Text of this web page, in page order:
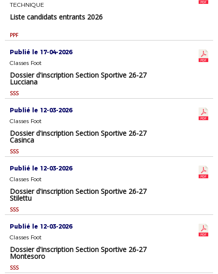
TECHNIQUE
Liste candidats entrants 2026
PPF
Publié le 17-04-2026
Classes Foot
Dossier d'inscription Section Sportive 26-27
Lucciana
SSS
Publié le 12-03-2026
Classes Foot
Dossier d'inscription Section Sportive 26-27
Casinca
SSS
Publié le 12-03-2026
Classes Foot
Dossier d'inscription Section Sportive 26-27
Stilettu
SSS
Publié le 12-03-2026
Classes Foot
Dossier d'inscription Section Sportive 26-27
Montesoro
SSS